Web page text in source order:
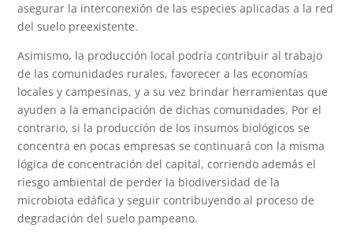
asegurar la interconexión de las especies aplicadas a la red
del suelo preexistente.
Asimismo, la producción local podría contribuir al trabajo
de las comunidades rurales, favorecer a las economías
locales y campesinas, y a su vez brindar herramientas que
ayuden a la emancipación de dichas comunidades. Por el
contrario, si la producción de los insumos biológicos se
concentra en pocas empresas se continuará con la misma
lógica de concentración del capital, corriendo además el
riesgo ambiental de perder la biodiversidad de la
microbiota edáfica y seguir contribuyendo al proceso de
degradación del suelo pampeano.